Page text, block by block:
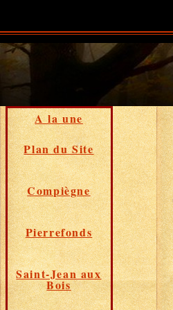
A la une
Plan du Site
Compiègne
Pierrefonds
Saint-Jean aux
Bois